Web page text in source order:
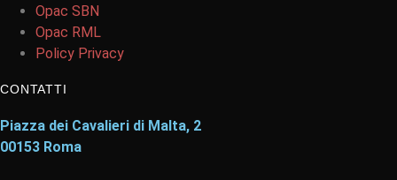
Opac SBN
Opac RML
Policy Privacy
CONTATTI
Piazza dei Cavalieri di Malta, 2
00153 Roma